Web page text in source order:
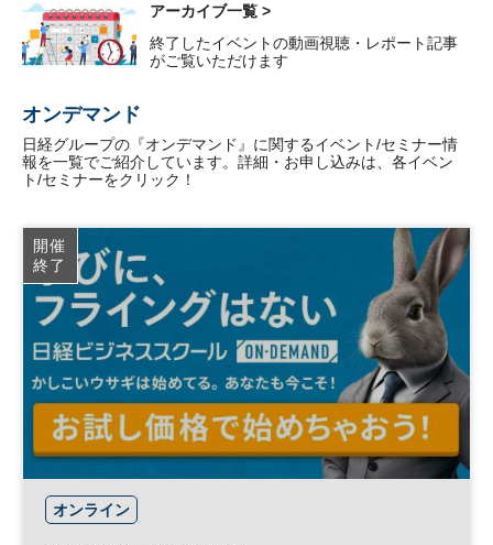
アーカイブ一覧 >
終了したイベントの動画視聴・レポート記事
がご覧いただけます
オンデマンド
日経グループの『オンデマンド』に関するイベント/セミナー情
報を一覧でご紹介しています。詳細・お申し込みは、各イベン
ト/セミナーをクリック！
開催
終了
オンライン